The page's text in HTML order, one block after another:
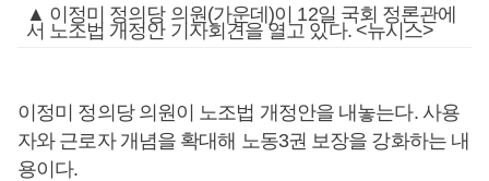
▲ 이정미 정의당 의원(가운데)이 12일 국회 정론관에
서 노조법 개정안 기자회견을 열고 있다. <뉴시스>
이정미 정의당 의원이 노조법 개정안을 내놓는다. 사용
자와 근로자 개념을 확대해 노동3권 보장을 강화하는 내
용이다.